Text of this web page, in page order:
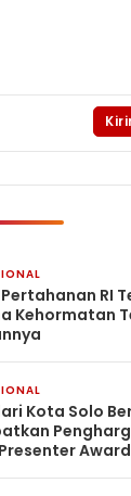
RI
Kehormatan
Kota Solo